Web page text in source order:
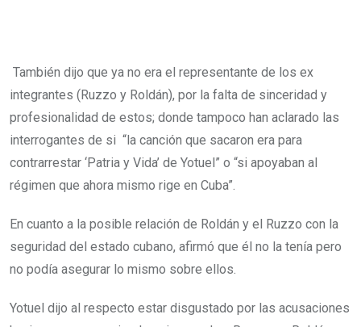
También dijo que ya no era el representante de los ex
integrantes (Ruzzo y Roldán), por la falta de sinceridad y
profesionalidad de estos; donde tampoco han aclarado las
interrogantes de si “la canción que sacaron era para
contrarrestar ‘Patria y Vida’ de Yotuel” o “si apoyaban al
régimen que ahora mismo rige en Cuba”.
En cuanto a la posible relación de Roldán y el Ruzzo con la
seguridad del estado cubano, afirmó que él no la tenía pero
no podía asegurar lo mismo sobre ellos.
Yotuel dijo al respecto estar disgustado por las acusaciones